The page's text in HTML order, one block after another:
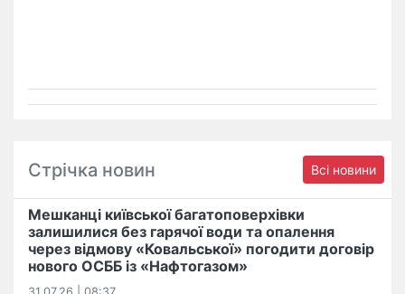
Стрічка новин Всі новини
Мешканці київської багатоповерхівки
залишилися без гарячої води та опалення
через відмову «Ковальської» погодити договір
нового ОСББ із «Нафтогазом»